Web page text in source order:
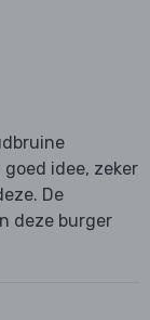
idee, zeker
De
deze burger